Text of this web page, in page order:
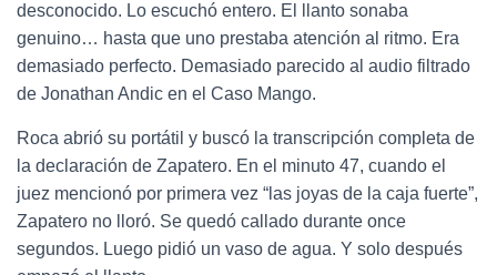
desconocido. Lo escuchó entero. El llanto sonaba
genuino… hasta que uno prestaba atención al ritmo. Era
demasiado perfecto. Demasiado parecido al audio filtrado
de Jonathan Andic en el Caso Mango.
Roca abrió su portátil y buscó la transcripción completa de
la declaración de Zapatero. En el minuto 47, cuando el
juez mencionó por primera vez “las joyas de la caja fuerte”,
Zapatero no lloró. Se quedó callado durante once
segundos. Luego pidió un vaso de agua. Y solo después